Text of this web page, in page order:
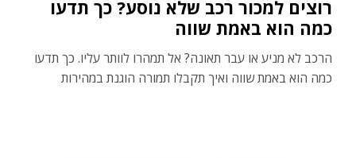
רוצים למכור רכב שלא נוסע? כך תדעו
כמה הוא באמת שווה
הרכב לא מניע או עבר תאונה? אל תמהרו לוותר עליו. כך תדעו
כמה הוא באמת שווה ואיך תקבלו תמורה הוגנת במהירות